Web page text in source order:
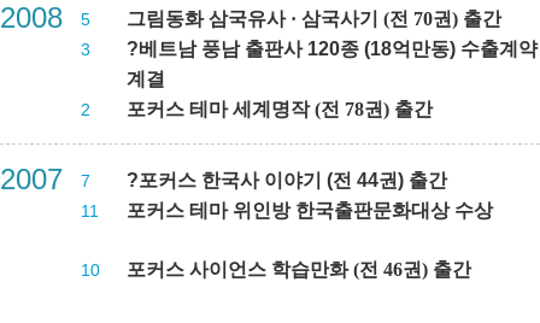
2008 5 그림동화 삼국유사 · 삼국사기 (전 70권) 출간
3
?베트남 풍남 출판사 120종 (18억만동) 수출계약
계결
2 포커스 테마 세계명작 (전 78권) 출간
2007 7 ?포커스 한국사 이야기 (전 44권) 출간
11 포커스 테마 위인방 한국출판문화대상 수상
10 포커스 사이언스 학습만화 (전 46권) 출간